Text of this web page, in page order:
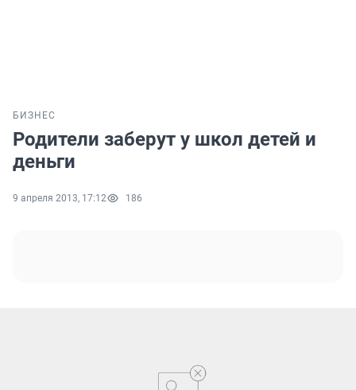
БИЗНЕС
Родители заберут у школ детей и
деньги
9 апреля 2013, 17:12 186